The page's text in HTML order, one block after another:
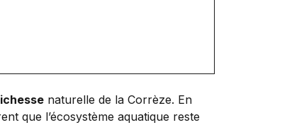
naturelle de la Corrèze. En
que l’écosystème aquatique reste